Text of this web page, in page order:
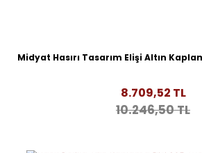
Midyat Hasırı Tasarım Elişi Altın
8.709,52 TL
10.246,50 TL